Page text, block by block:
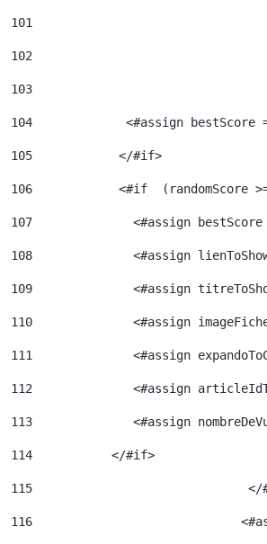
101
102
103
104
<#assign bestScore
105
            </#if>
106
<#if  (randomScore
107
<#assign
108
<#assign
109
<#assign
110
<#assign
111
<#assign
112
<#assign
113
<#assign
114
           </#if>
115
116